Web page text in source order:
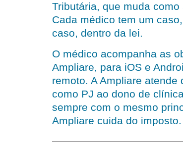
Tributária, que muda
Cada médico tem um
caso, dentro da lei.
O médico acompanha as
Ampliare, para iOS e
remoto. A Ampliare
como PJ ao dono de
sempre com o mesmo
Ampliare cuida do imposto.